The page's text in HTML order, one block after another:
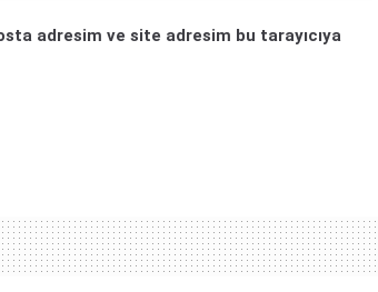
adresim ve site adresim bu tarayıcıya